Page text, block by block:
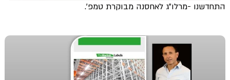
התחדשנו -מרלו"ג לאחסנה מבוקרת טמפ'.